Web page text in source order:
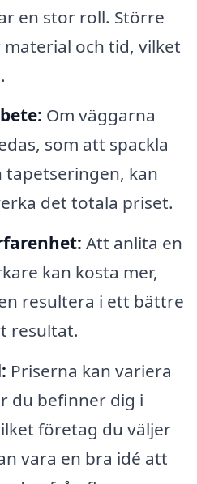
en stor roll. Större
och tid, vilket
Om väggarna
som att spackla
tapetseringen, kan
det totala priset.
Att anlita en
kan kosta mer,
resultera i ett bättre
resultat.
Priserna kan variera
du befinner dig i
företag du väljer
vara en bra idé att